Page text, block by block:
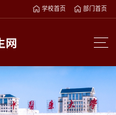
学校首页 部门首页